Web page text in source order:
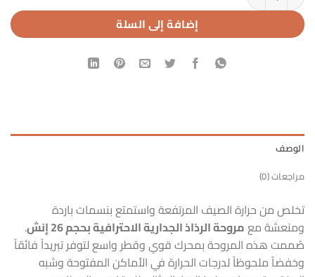
إضافة إلى السلة
الوصف
مراجعات (0)
تخلص من حرارة الصيف المرتفعة واستمتع بنسمات باردة
ومنعشة معمروحة الرذاذ الجدارية الاحترافية بحجم 26 إنش
.
صُممت هذه المروحة بمحرك قوي وقطر واسع لتوفر تبريداً فائقاً
وخفضاً ملحوظاً لدرجات الحرارة في الأماكن المفتوحة وشبه